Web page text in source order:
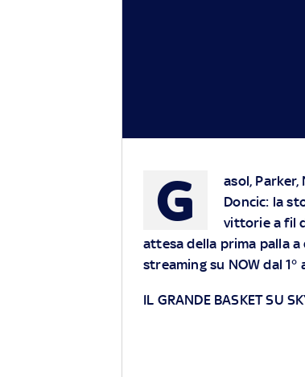
G
asol,
Doncic: la
vittorie a fil
attesa della prima palla
streaming su NOW dal 1°
IL GRANDE BASKET SU